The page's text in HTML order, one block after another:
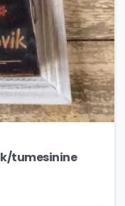
tumesinine